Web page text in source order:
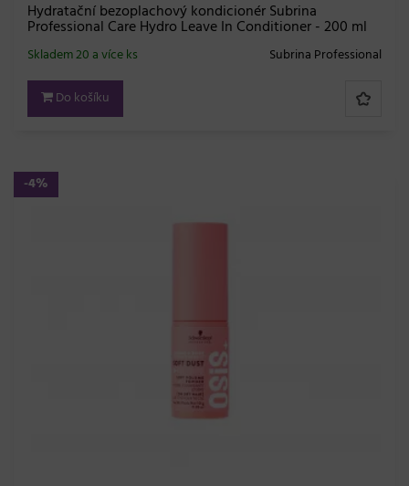
Hydratační bezoplachový kondicionér Subrina
Professional Care Hydro Leave In Conditioner - 200 ml
Subrina Professional
Skladem 20 a více ks
Do košíku
-4%